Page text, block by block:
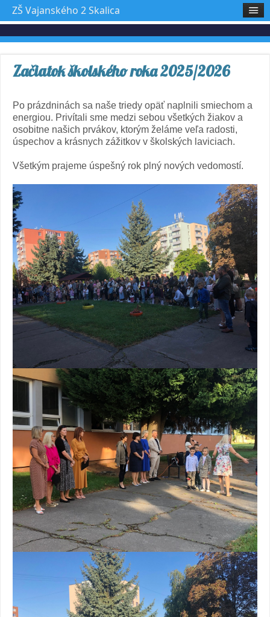
Začiatok školského roka 2025/2026
Po prázdninách sa naše triedy opäť naplnili smiechom a
energiou. Privítali sme medzi sebou všetkých žiakov a
osobitne našich prvákov, ktorým želáme veľa radosti,
úspechov a krásnych zážitkov v školských laviciach.
Všetkým prajeme úspešný rok plný nových vedomostí.
ZŠ Vajanského 2 Skalica